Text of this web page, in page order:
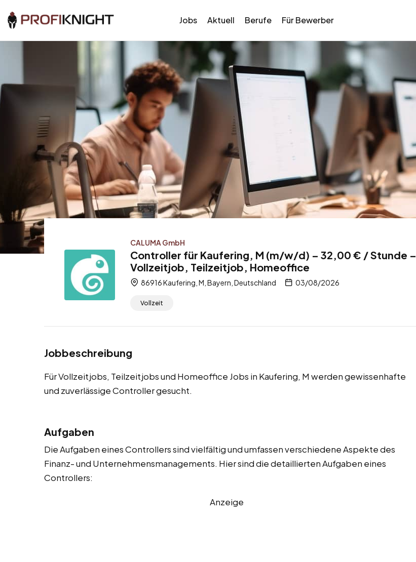
Jobs Aktuell Berufe Für Bewerber
CALUMA GmbH
Controller für Kaufering, M (m/w/d) – 32,00 € / Stunde –
Vollzeitjob, Teilzeitjob, Homeoffice
86916 Kaufering, M, Bayern, Deutschland 03/08/2026
Vollzeit
Jobbeschreibung
Für Vollzeitjobs, Teilzeitjobs und Homeoffice Jobs in Kaufering, M werden gewissenhafte
und zuverlässige Controller gesucht.
Aufgaben
Die Aufgaben eines Controllers sind vielfältig und umfassen verschiedene Aspekte des
Finanz- und Unternehmensmanagements. Hier sind die detaillierten Aufgaben eines
Controllers:
Anzeige